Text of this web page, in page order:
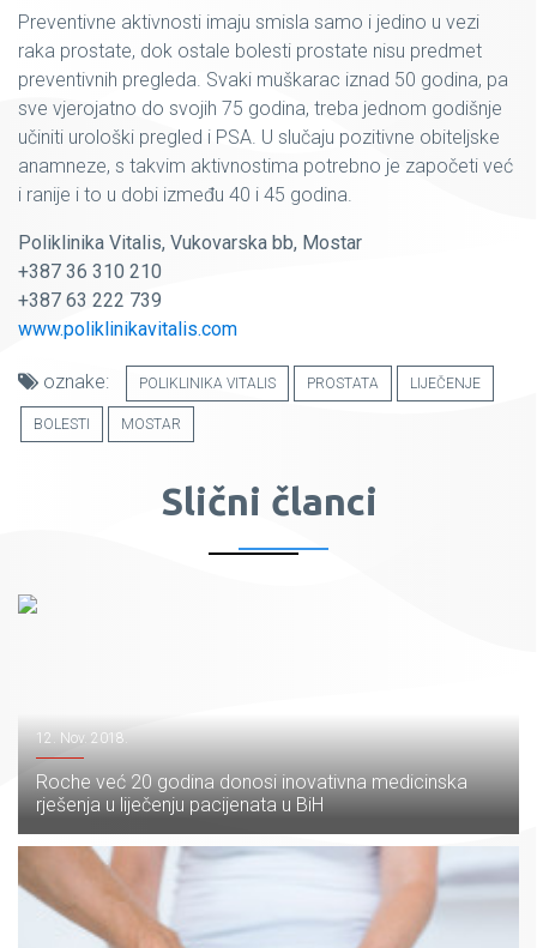
Preventivne aktivnosti imaju smisla samo i jedino u vezi
raka prostate, dok ostale bolesti prostate nisu predmet
preventivnih pregleda. Svaki muškarac iznad 50 godina, pa
sve vjerojatno do svojih 75 godina, treba jednom godišnje
učiniti urološki pregled i PSA. U slučaju pozitivne obiteljske
anamneze, s takvim aktivnostima potrebno je započeti već
i ranije i to u dobi između 40 i 45 godina.
Poliklinika Vitalis, Vukovarska bb, Mostar
+387 36 310 210
+387 63 222 739
www.poliklinikavitalis.com
oznake: POLIKLINIKA VITALIS PROSTATA LIJEČENJE
BOLESTI MOSTAR
Slični članci
12. Nov. 2018.
Roche već 20 godina donosi inovativna medicinska
rješenja u liječenju pacijenata u BiH